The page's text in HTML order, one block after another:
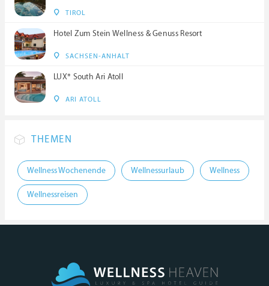
TIROL
Hotel Zum Stein Wellness & Genuss Resort
SACHSEN-ANHALT
LUX* South Ari Atoll
ARI ATOLL
THEMEN
Wellness Wochenende Wellnessurlaub Wellness
Wellnessreisen